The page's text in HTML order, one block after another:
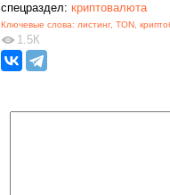
спецраздел: криптовалюта
Ключевые слова: листинг, TON,
1.5К